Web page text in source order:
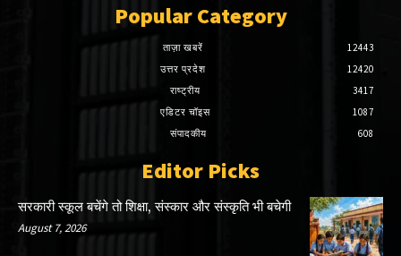
Popular Category
ताज़ा खबरें
12443
उत्तर प्रदेश
12420
राष्ट्रीय
3417
एडिटर चॉइस
1087
संपादकीय
608
Editor Picks
सरकारी स्कूल बचेंगे तो शिक्षा, संस्कार और संस्कृति भी बचेगी
August 7, 2026